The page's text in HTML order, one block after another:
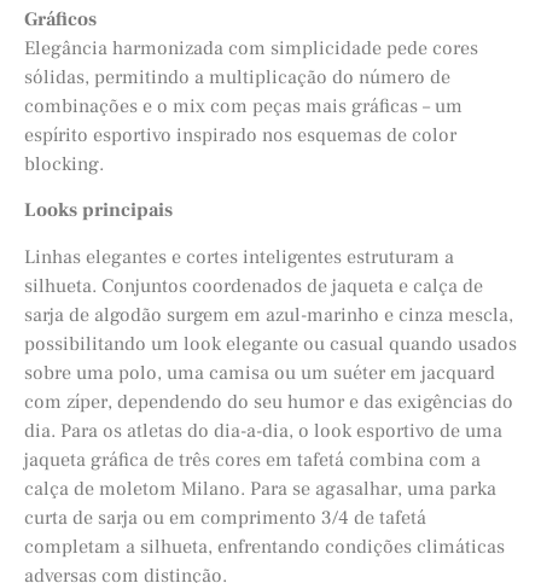
Gráficos
Elegância harmonizada com simplicidade pede cores
sólidas, permitindo a multiplicação do número de
combinações e o mix com peças mais gráficas – um
espírito esportivo inspirado nos esquemas de color
blocking.
Looks principais
Linhas elegantes e cortes inteligentes estruturam a
silhueta. Conjuntos coordenados de jaqueta e calça de
sarja de algodão surgem em azul-marinho e cinza mescla,
possibilitando um look elegante ou casual quando usados
sobre uma polo, uma camisa ou um suéter em jacquard
com zíper, dependendo do seu humor e das exigências do
dia. Para os atletas do dia-a-dia, o look esportivo de uma
jaqueta gráfica de três cores em tafetá combina com a
calça de moletom Milano. Para se agasalhar, uma parka
curta de sarja ou em comprimento 3/4 de tafetá
completam a silhueta, enfrentando condições climáticas
adversas com distinção.